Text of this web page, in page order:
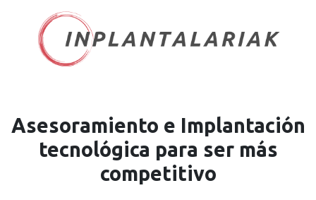
Asesoramiento e Implantación
tecnológica para ser más
competitivo